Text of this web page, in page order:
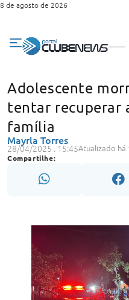
8 de agosto de 2026
Adolescente
tentar recuperar
família
Mayrla Torres
28/04/2025 . 15:45Atualizado há
Compartilhe: